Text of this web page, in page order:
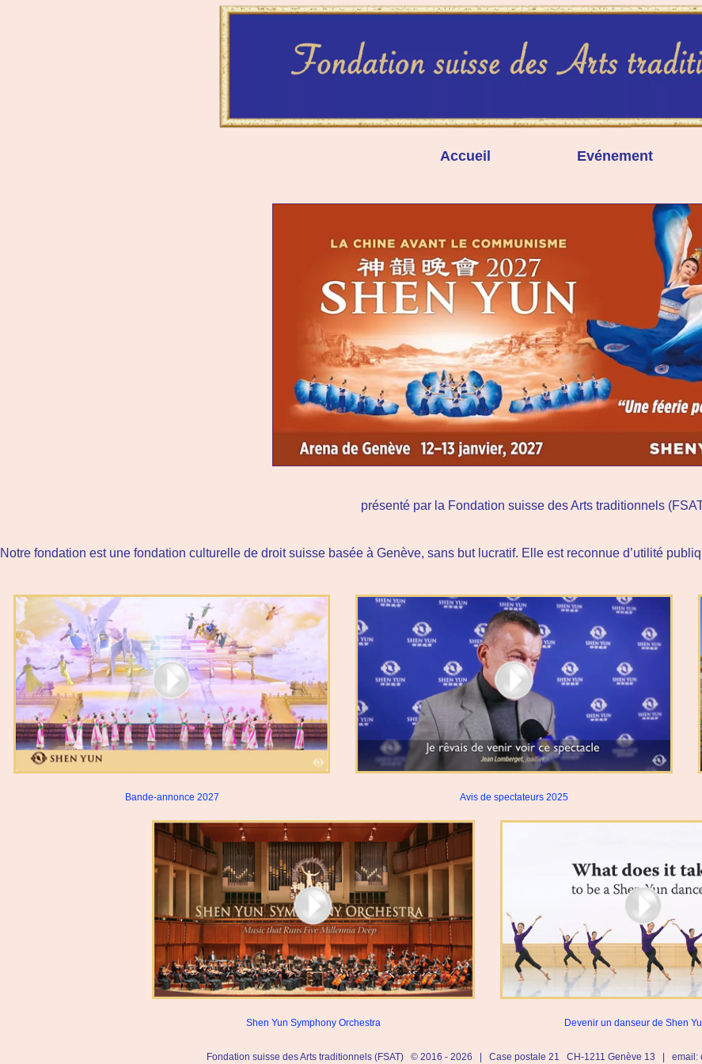
Accueil Evénement
présenté par la Fondation suisse des Arts traditionnels
Notre fondation est une fondation culturelle de droit suisse basée à Genève, sans but lucratif. Elle est reconnue d’utilité
Bande-annonce 2027 Avis de spectateurs 2025
Shen Yun Symphony Orchestra Devenir un danseur de Shen
Fondation suisse des Arts traditionnels (FSAT) © 2016 - 2026 | Case postale 21 CH-1211 Genève 13 | email: